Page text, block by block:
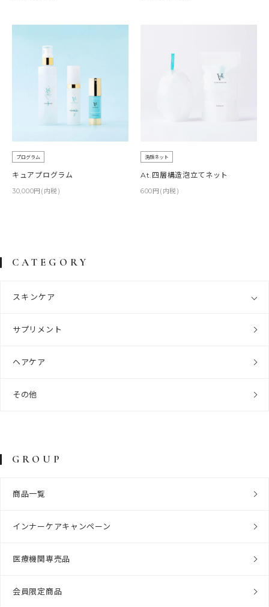
プログラム
キュアプログラム
30,000円(内税)
洗顔ネット
At.四層構造泡立てネット
600円(内税)
CATEGORY
スキンケア
サプリメント
ヘアケア
その他
GROUP
商品一覧
インナーケアキャンペーン
医療機関専売品
会員限定商品